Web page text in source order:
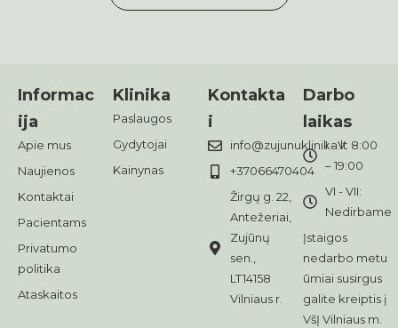
Informac
ija
Apie mus
Naujienos
Kontaktai
Pacientams
Privatumo
politika
Ataskaitos
Klinika
Paslaugos
Gydytojai
Kainynas
Kontakta
i
info@zujunuklinika.lt
+37066470404
Žirgų g. 22,
Antežeriai,
Zujūnų
sen.,
LT14158
Vilniaus r.
Darbo
laikas
I - V: 8:00
– 19:00
VI - VII:
Nedirbame
Įstaigos
nedarbo metu
ūmiai susirgus
galite kreiptis į
VšĮ Vilniaus m.